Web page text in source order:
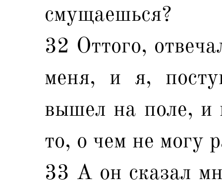
смущаешься?
32 Оттого,
меня, и я,
вышел на поле, и
то, о чем не могу
33 А он сказал